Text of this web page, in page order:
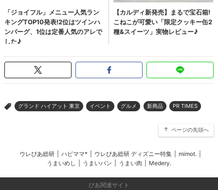
> グランド ハイアット 東京 イベント グルメ 新商品 PR TIMES
ページの先頭へ
ウレぴあ総研 ハピママ* ウレぴあ総研 ディズニー特集 mimot.
うまいめし
うまいパン うまい肉 Medery.
ぴあ関連サイト